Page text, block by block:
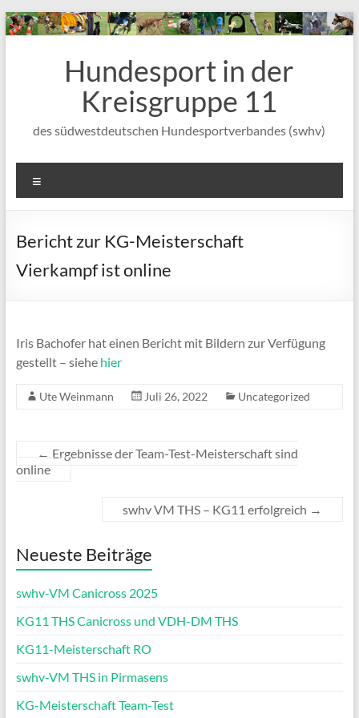
Zum
Inhalt
Hundesport in der
Kreisgruppe 11
des südwestdeutschen Hundesportverbandes (swhv)
Bericht zur KG-Meisterschaft
Vierkampf ist online
Iris Bachofer hat einen Bericht mit Bildern zur Verfügung
gestellt – siehe hier
Ute Weinmann Juli 26, 2022 Uncategorized
← Ergebnisse der Team-Test-Meisterschaft sind
online
swhv VM THS – KG11 erfolgreich →
Neueste Beiträge
swhv-VM Canicross 2025
KG11 THS Canicross und VDH-DM THS
KG11-Meisterschaft RO
swhv-VM THS in Pirmasens
KG-Meisterschaft Team-Test